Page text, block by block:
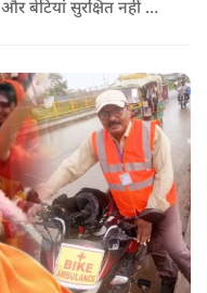
बेटियां सुरक्षित नहीं थीं.